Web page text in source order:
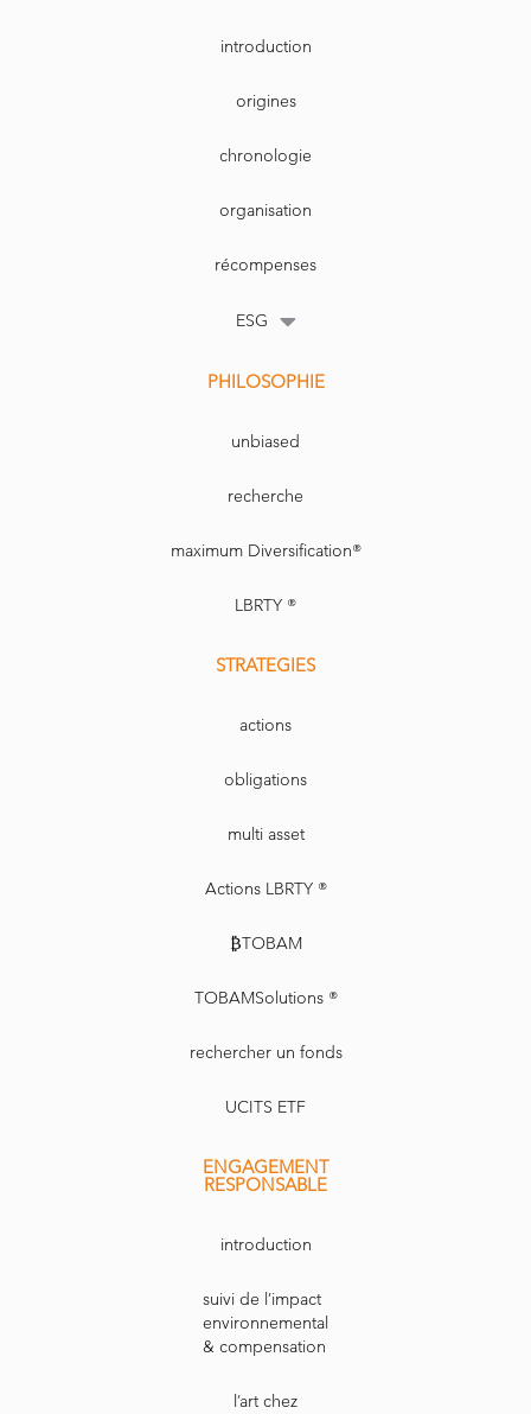
introduction
origines
chronologie
organisation
récompenses
ESG
PHILOSOPHIE
unbiased
recherche
maximum Diversification®
LBRTY ®
STRATEGIES
actions
obligations
multi asset
Actions LBRTY ®
₿TOBAM
TOBAMSolutions ®
rechercher un fonds
UCITS ETF
ENGAGEMENT
RESPONSABLE
introduction
suivi de l’impact
environnemental
& compensation
l’art chez